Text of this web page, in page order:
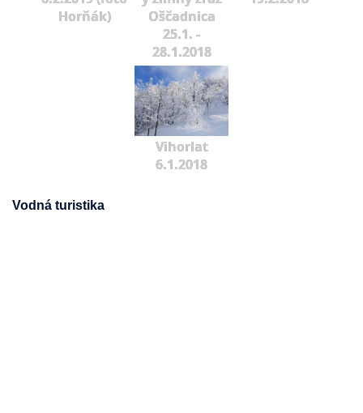
Horňák)
Oščadnica
25.1. -
28.1.2018
Vihorlat
6.1.2018
Vodná turistika